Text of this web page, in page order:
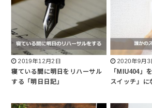
2019年12月2日
寝ている間に明日をリハーサル
する「明日日記」
2020年9月3
「MIU404」
スイッチ」に